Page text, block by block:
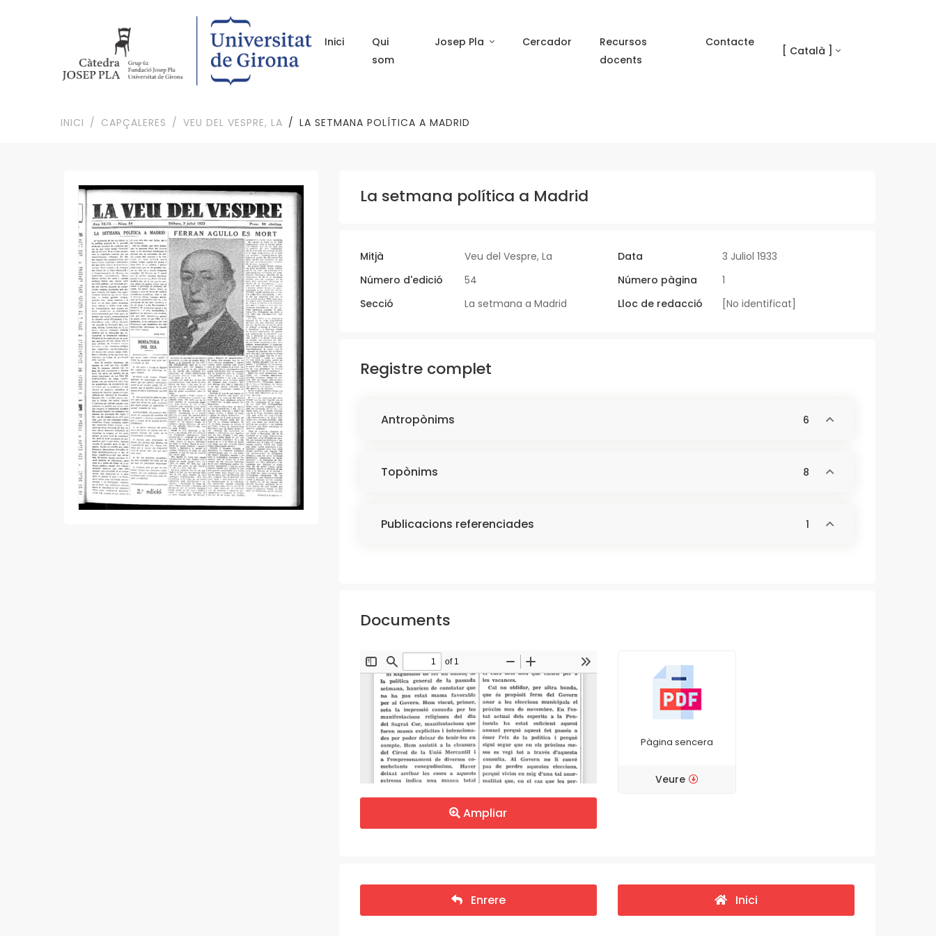
Inici
Qui
som
Josep Pla Cercador
Recursos
docents
Contacte
[ Català ]
INICI CAPÇALERES VEU DEL VESPRE, LA LA SETMANA POLÍTICA A MADRID
La setmana política a Madrid
Mitjà Veu del Vespre, La Data
3 Juliol 1933
Número d'edició
54 Número pàgina
1
Secció
La setmana a Madrid Lloc de redacció [No identificat]
Registre complet
Antropònims 6
Topònims 8
Publicacions referenciades 1
Documents
Ampliar
Pàgina sencera
Veure
Enrere Inici